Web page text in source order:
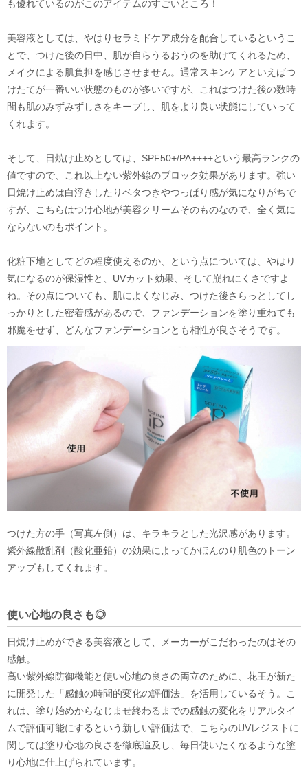
も優れているのがこのアイテムのすごいところ！
美容液としては、やはりセラミドケア成分を配合しているというこ
とで、つけた後の日中、肌が自らうるおうのを助けてくれるため、
メイクによる肌負担を感じさせません。通常スキンケアといえばつ
けたてが一番いい状態のものが多いですが、これはつけた後の数時
間も肌のみずみずしさをキープし、肌をより良い状態にしていって
くれます。
そして、日焼け止めとしては、SPF50+/PA++++という最高ランクの
値ですので、これ以上ない紫外線のブロック効果があります。強い
日焼け止めは白浮きしたりベタつきやつっぱり感が気になりがちで
すが、こちらはつけ心地が美容クリームそのものなので、全く気に
ならないのもポイント。
化粧下地としてどの程度使えるのか、という点については、やはり
気になるのが保湿性と、UVカット効果、そして崩れにくさですよ
ね。その点についても、肌によくなじみ、つけた後さらっとしてし
っかりとした密着感があるので、ファンデーションを塗り重ねても
邪魔をせず、どんなファンデーションとも相性が良さそうです。
つけた方の手（写真左側）は、キラキラとした光沢感があります。
紫外線散乱剤（酸化亜鉛）の効果によってかほんのり肌色のトーン
アップもしてくれます。
使い心地の良さも◎
日焼け止めができる美容液として、メーカーがこだわったのはその
感触。
高い紫外線防御機能と使い心地の良さの両立のために、花王が新た
に開発した「感触の時間的変化の評価法」を活用しているそう。こ
れは、塗り始めからなじませ終わるまでの感触の変化をリアルタイ
ムで評価可能にするという新しい評価法で、こちらのUVレジストに
関しては塗り心地の良さを徹底追及し、毎日使いたくなるような塗
り心地に仕上げられています。